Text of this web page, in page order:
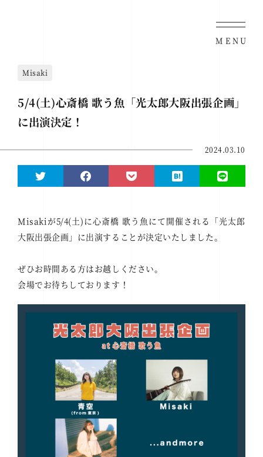
MENU
Misaki
5/4(土)心斎橋 歌う魚「光太郎大阪出張企画」
に出演決定！
2024.03.10
Misakiが5/4(土)に心斎橋 歌う魚にて開催される「光太郎
大阪出張企画」に出演することが決定いたしました。
ぜひお時間ある方はお越しください。
会場でお待ちしております！